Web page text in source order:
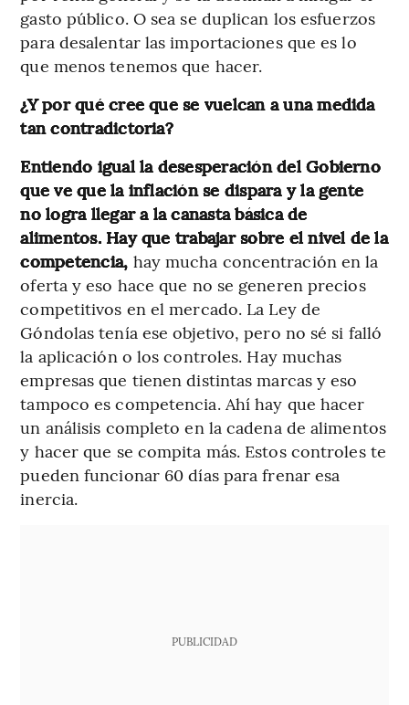
gasto público. O sea se duplican los esfuerzos
para desalentar las importaciones que es lo
que menos tenemos que hacer.
¿Y por qué cree que se vuelcan a una medida
tan contradictoria?
Entiendo igual la desesperación del Gobierno
que ve que la inflación se dispara y la gente
no logra llegar a la canasta básica de
alimentos. Hay que trabajar sobre el nivel de la
competencia, hay mucha concentración en la
oferta y eso hace que no se generen precios
competitivos en el mercado. La Ley de
Góndolas tenía ese objetivo, pero no sé si falló
la aplicación o los controles. Hay muchas
empresas que tienen distintas marcas y eso
tampoco es competencia. Ahí hay que hacer
un análisis completo en la cadena de alimentos
y hacer que se compita más. Estos controles te
pueden funcionar 60 días para frenar esa
inercia.
PUBLICIDAD